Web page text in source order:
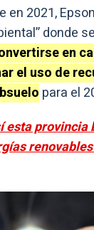
en 2021,
donde se
en
el uso de
para el
esta provincia